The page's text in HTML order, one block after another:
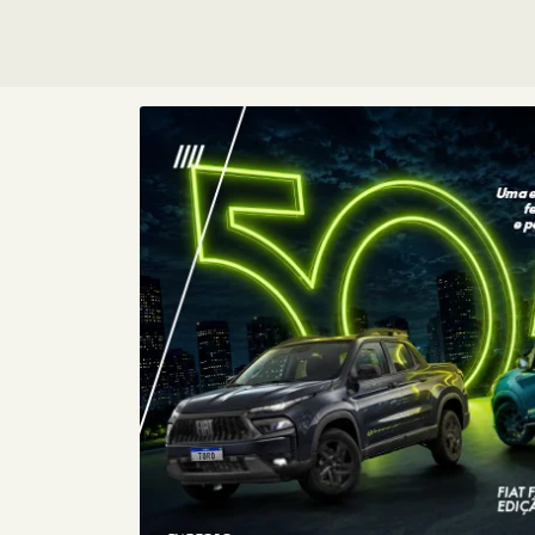
Consórcio
Fiat
Com o Consórcio Fiat, você pode
conquistar seu carro zero com
planos sem entrada e parcelas
sem juros, além de toda a
confiança que a Fiat oferece.
+